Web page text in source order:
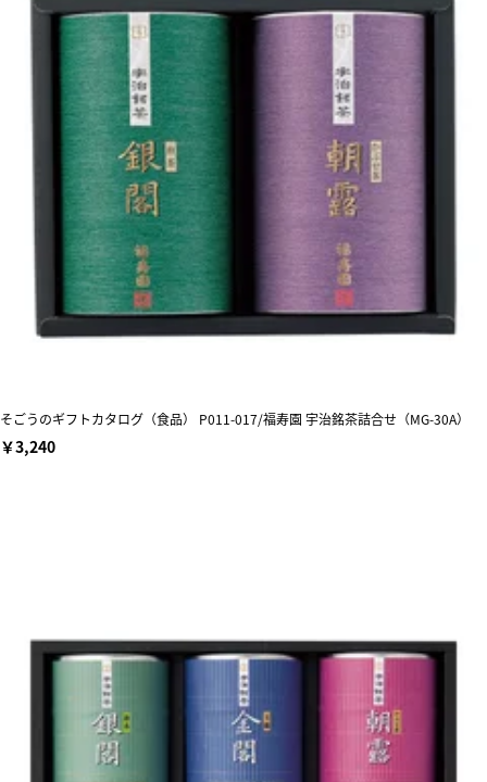
そごうのギフトカタログ（食品） P011-017/福寿園 宇治銘茶詰合せ（MG-30A）
￥3,240